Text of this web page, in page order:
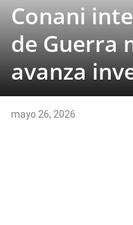
Conani
de Guerra
avanza
mayo 26, 2026